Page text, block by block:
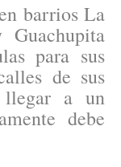
barrios La
Guachupita
para sus
de sus
llegar a un
debe